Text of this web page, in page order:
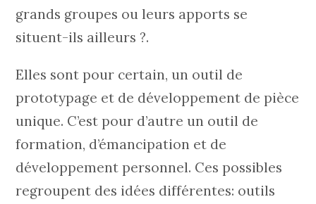
grands groupes ou leurs apports se
situent-ils ailleurs ?.
Elles sont pour certain, un outil de
prototypage et de développement de pièce
unique. C’est pour d’autre un outil de
formation, d’émancipation et de
développement personnel. Ces possibles
regroupent des idées différentes: outils